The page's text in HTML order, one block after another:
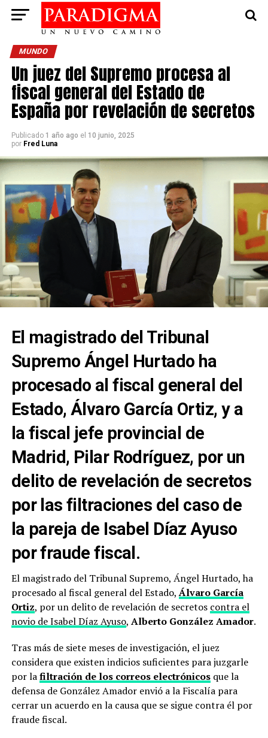
MUNDO
Un juez del Supremo procesa al
fiscal general del Estado de
España por revelación de secretos
Publicado 1 año ago el 10 junio, 2025
por Fred Luna
El magistrado del Tribunal
Supremo Ángel Hurtado ha
procesado al fiscal general del
Estado, Álvaro García Ortiz, y a
la fiscal jefe provincial de
Madrid, Pilar Rodríguez, por un
delito de revelación de secretos
por las filtraciones del caso de
la pareja de Isabel Díaz Ayuso
por fraude fiscal.
El magistrado del Tribunal Supremo, Ángel Hurtado, ha
procesado al fiscal general del Estado,Álvaro García
Ortiz, por un delito de revelación de secretos contra el
novio de Isabel Díaz Ayuso, Alberto González Amador.
Tras más de siete meses de investigación, el juez
considera que existen indicios suficientes para juzgarle
por lafiltración de los correos electrónicosque la
defensa de González Amador envió a la Fiscalía para
cerrar un acuerdo en la causa que se sigue contra él por
fraude fiscal.